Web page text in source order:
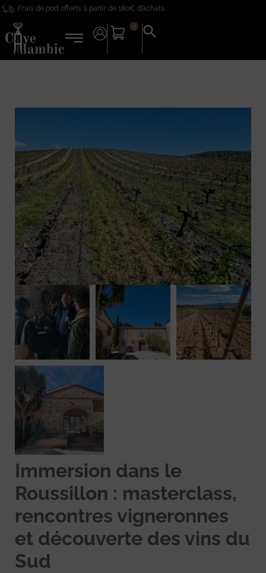
Frais de port offerts à partir de 180€ d’achats
0
Search
for:
Immersion dans le
Roussillon : masterclass,
rencontres vigneronnes
et découverte des vins du
Sud